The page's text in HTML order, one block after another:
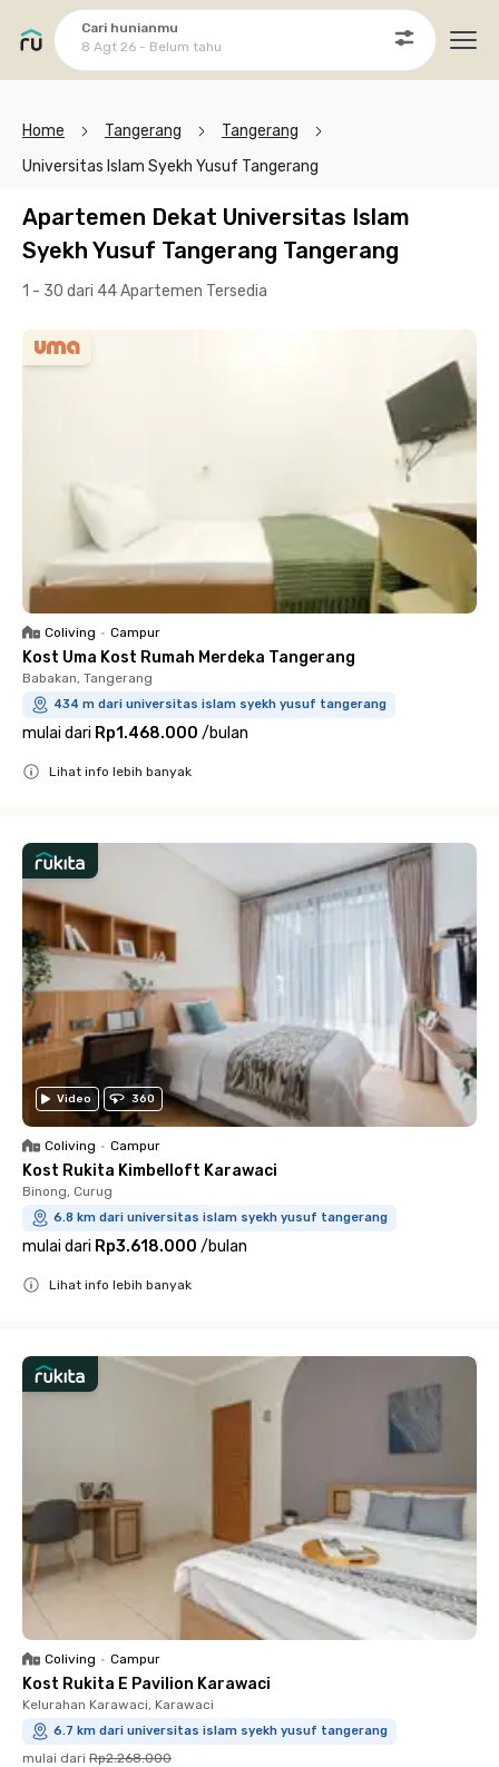
Cari hunianmu
8 Agt 26 - Belum tahu
Home Tangerang
Tangerang
Universitas Islam Syekh Yusuf Tangerang
Apartemen Dekat Universitas Islam
Syekh Yusuf Tangerang Tangerang
1 - 30 dari 44 Apartemen Tersedia
Coliving • Campur
Kost Uma Kost Rumah Merdeka Tangerang
Babakan, Tangerang
434 m dari universitas islam syekh yusuf tangerang
mulai dari Rp1.468.000 /bulan
Lihat info lebih banyak
Video 360
Coliving • Campur
Kost Rukita Kimbelloft Karawaci
Binong, Curug
6.8 km dari universitas islam syekh yusuf tangerang
mulai dari Rp3.618.000 /bulan
Lihat info lebih banyak
Coliving • Campur
Kost Rukita E Pavilion Karawaci
Kelurahan Karawaci, Karawaci
6.7 km dari universitas islam syekh yusuf tangerang
mulai dari Rp2.268.000